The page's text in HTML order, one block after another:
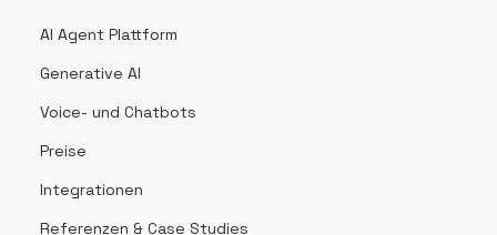
AI Agent Plattform
Generative AI
Voice- und Chatbots
Preise
Integrationen
Referenzen & Case Studies